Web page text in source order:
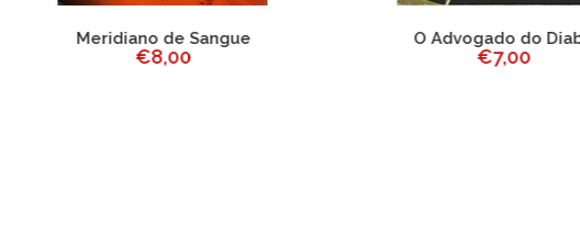
Meridiano de Sangue
€8,00
O Advogado do
€7,00